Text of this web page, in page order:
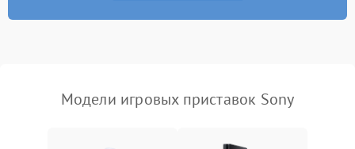
Модели игровых приставок Sony